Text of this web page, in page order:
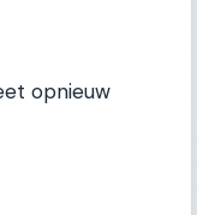
opnieuw